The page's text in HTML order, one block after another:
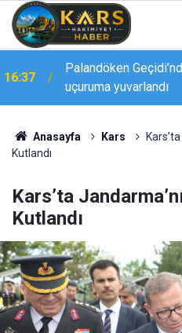
16:37
Palandöken
uçuruma yuvarlandı
Anasayfa Kars
Kutlandı
Kars’ta
Kutlandı